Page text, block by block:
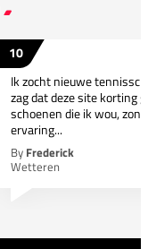
10
Ik zocht nieuwe
zag dat deze site korting
schoenen die ik wou,
ervaring...
By Frederick
Wetteren